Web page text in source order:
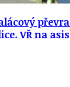
VŘ na